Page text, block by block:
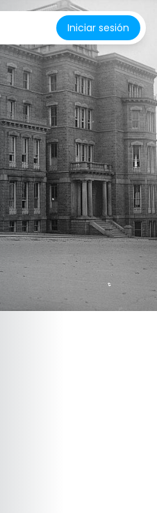
Iniciar sesión